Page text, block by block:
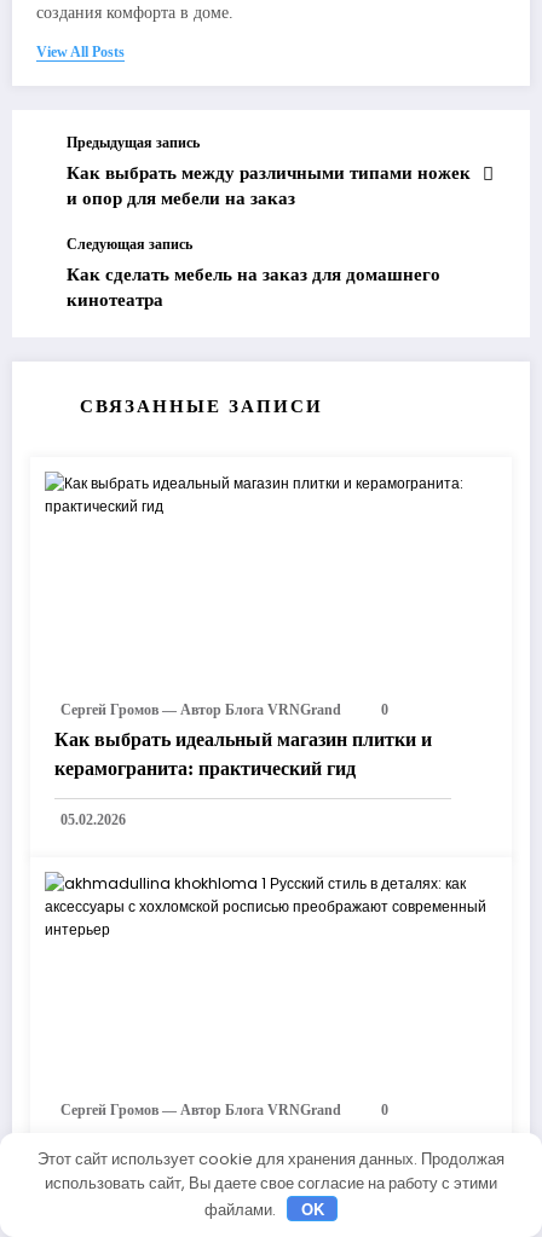
создания комфорта в доме.
View All Posts
Предыдущая запись
Как выбрать между различными типами ножек
и опор для мебели на заказ
Следующая запись
Как сделать мебель на заказ для домашнего
кинотеатра
СВЯЗАННЫЕ ЗАПИСИ
Сергей Громов — Автор Блога VRNGrand 0
Как выбрать идеальный магазин плитки и
керамогранита: практический гид
05.02.2026
Сергей Громов — Автор Блога VRNGrand 0
хохломской росписью преображают
современный интерьер
Этот сайт использует cookie для хранения данных. Продолжая
использовать сайт, Вы даете свое согласие на работу с этими
файлами.
OK